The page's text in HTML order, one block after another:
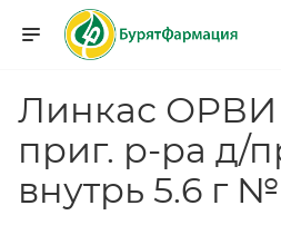
Линкас ОРВИ
приг. р-ра д/
внутрь 5.6 г